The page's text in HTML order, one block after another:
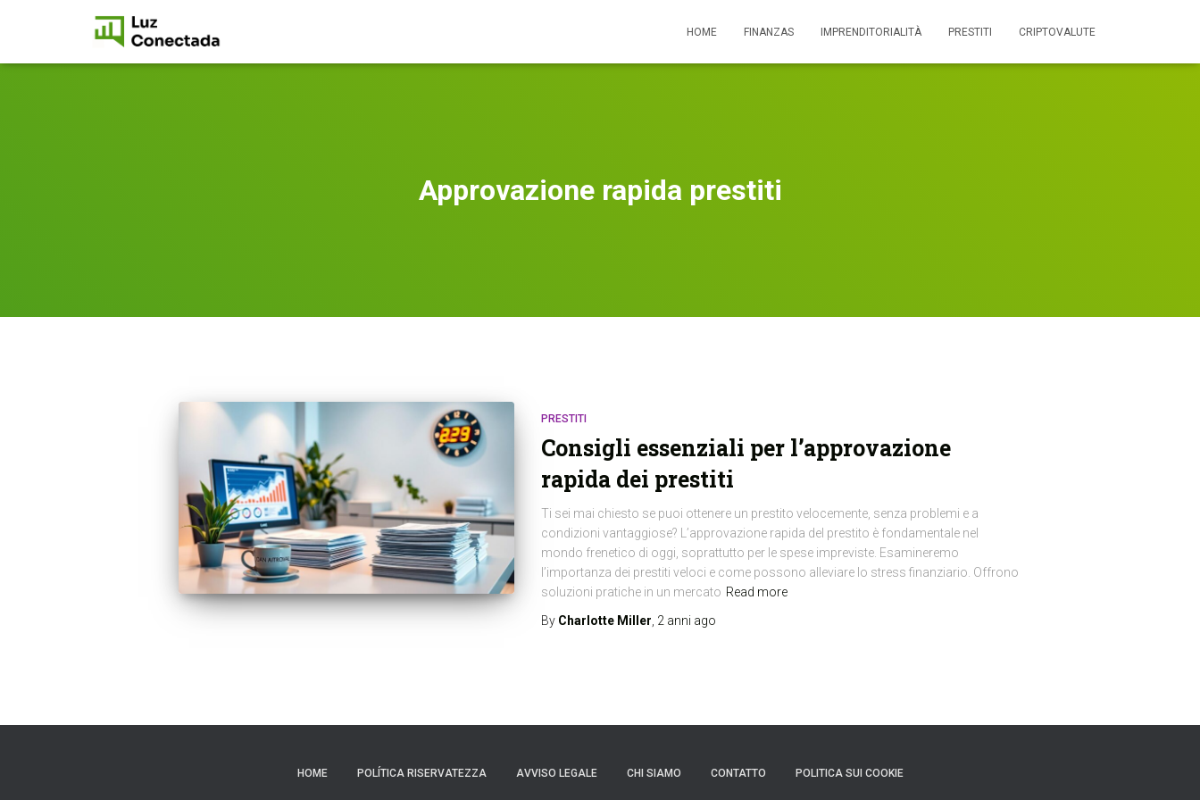
HOME FINANZAS IMPRENDITORIALITÀ PRESTITI CRIPTOVALUTE
Approvazione rapida prestiti
PRESTITI
Consigli essenziali per l’approvazione
rapida dei prestiti
Ti sei mai chiesto se puoi ottenere un prestito velocemente, senza problemi e a
condizioni vantaggiose? L’approvazione rapida del prestito è fondamentale nel
mondo frenetico di oggi, soprattutto per le spese impreviste. Esamineremo
l’importanza dei prestiti veloci e come possono alleviare lo stress finanziario. Offrono
soluzioni pratiche in un mercato Read more
By Charlotte Miller 2 anni ago
HOME POLÍTICA RISERVATEZZA AVVISO LEGALE CHI SIAMO CONTATTO POLITICA SUI COOKIE